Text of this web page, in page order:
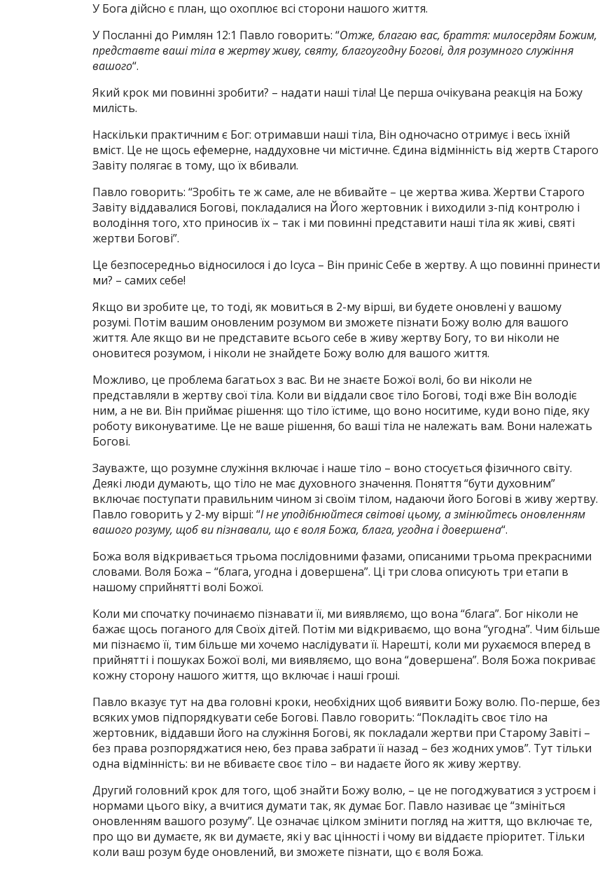
У Бога дійсно є план, що охоплює всі сторони нашого життя.
У Посланні до Римлян 12:1 Павло говорить: “Отже, благаю вас, браття: милосердям Божим,
представте ваші тіла в жертву живу, святу, благоугодну Богові, для розумного служіння
вашого“.
Який крок ми повинні зробити? – надати наші тіла! Це перша очікувана реакція на Божу
милість.
Наскільки практичним є Бог: отримавши наші тіла, Він одночасно отримує і весь їхній
вміст. Це не щось ефемерне, наддуховне чи містичне. Єдина відмінність від жертв Старого
Завіту полягає в тому, що їх вбивали.
Павло говорить: “Зробіть те ж саме, але не вбивайте – це жертва жива. Жертви Старого
Завіту віддавалися Богові, покладалися на Його жертовник і виходили з-під контролю і
володіння того, хто приносив їх – так і ми повинні представити наші тіла як живі, святі
жертви Богові”.
Це безпосередньо відносилося і до Ісуса – Він приніс Себе в жертву. А що повинні принести
ми? – самих себе!
Якщо ви зробите це, то тоді, як мовиться в 2-му вірші, ви будете оновлені у вашому
розумі. Потім вашим оновленим розумом ви зможете пізнати Божу волю для вашого
життя. Але якщо ви не представите всього себе в живу жертву Богу, то ви ніколи не
оновитеся розумом, і ніколи не знайдете Божу волю для вашого життя.
Можливо, це проблема багатьох з вас. Ви не знаєте Божої волі, бо ви ніколи не
представляли в жертву свої тіла. Коли ви віддали своє тіло Богові, тоді вже Він володіє
ним, а не ви. Він приймає рішення: що тіло їстиме, що воно носитиме, куди воно піде, яку
роботу виконуватиме. Це не ваше рішення, бо ваші тіла не належать вам. Вони належать
Богові.
Зауважте, що розумне служіння включає і наше тіло – воно стосується фізичного світу.
Деякі люди думають, що тіло не має духовного значення. Поняття “бути духовним”
включає поступати правильним чином зі своїм тілом, надаючи його Богові в живу жертву.
Павло говорить у 2-му вірші: “І не уподібнюйтеся світові цьому, а змінюйтесь оновленням
вашого розуму, щоб ви пізнавали, що є воля Божа, блага, угодна і довершена“.
Божа воля відкривається трьома послідовними фазами, описаними трьома прекрасними
словами. Воля Божа – “блага, угодна і довершена”. Ці три слова описують три етапи в
нашому сприйнятті волі Божої.
Коли ми спочатку починаємо пізнавати її, ми виявляємо, що вона “блага”. Бог ніколи не
бажає щось поганого для Своїх дітей. Потім ми відкриваємо, що вона “угодна”. Чим більше
ми пізнаємо її, тим більше ми хочемо наслідувати її. Нарешті, коли ми рухаємося вперед в
прийнятті і пошуках Божої волі, ми виявляємо, що вона “довершена”. Воля Божа покриває
кожну сторону нашого життя, що включає і наші гроші.
Павло вказує тут на два головні кроки, необхідних щоб виявити Божу волю. По-перше, без
всяких умов підпорядкувати себе Богові. Павло говорить: “Покладіть своє тіло на
жертовник, віддавши його на служіння Богові, як покладали жертви при Старому Завіті –
без права розпоряджатися нею, без права забрати її назад – без жодних умов”. Тут тільки
одна відмінність: ви не вбиваєте своє тіло – ви надаєте його як живу жертву.
Другий головний крок для того, щоб знайти Божу волю, – це не погоджуватися з устроєм і
нормами цього віку, а вчитися думати так, як думає Бог. Павло називає це “змініться
оновленням вашого розуму”. Це означає цілком змінити погляд на життя, що включає те,
про що ви думаєте, як ви думаєте, які у вас цінності і чому ви віддаєте пріоритет. Тільки
коли ваш розум буде оновлений, ви зможете пізнати, що є воля Божа.